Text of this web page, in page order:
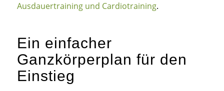
Ausdauertraining und Cardiotraining.
Ein einfacher
Ganzkörperplan für den
Einstieg